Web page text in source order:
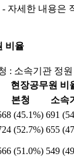
비율
: 소속기관 정원
현장공무원 비
본청
소속
(45.1%) 691
(52.7%) 655
(51.0%) 549